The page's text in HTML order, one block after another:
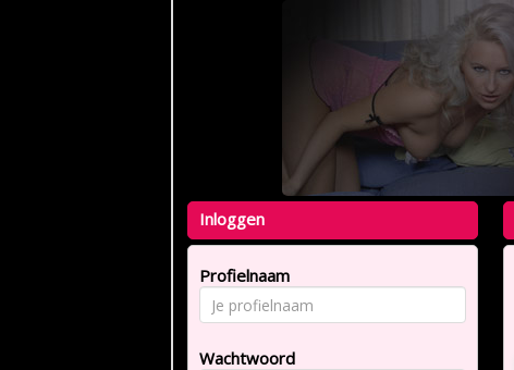
Inloggen
Profielnaam
Wachtwoord